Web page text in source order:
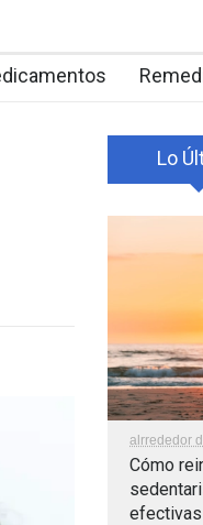
Lo
alrrededor
Cómo
efectivas